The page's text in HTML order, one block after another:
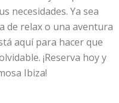
necesidades. Ya sea
de relax o una aventura
aquí para hacer que
¡Reserva hoy y
Ibiza!